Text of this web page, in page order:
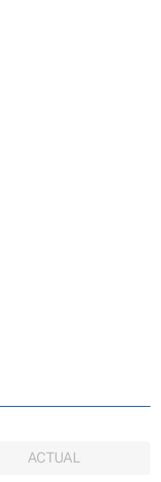
ACTUAL